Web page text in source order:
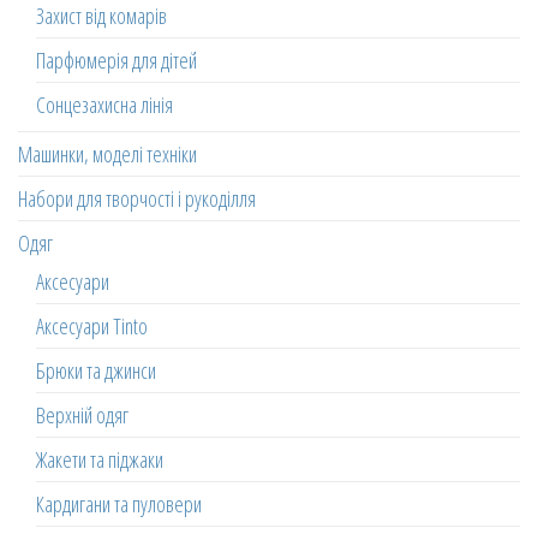
Захист від комарів
Парфюмерія для дітей
Сонцезахисна лінія
Машинки, моделі техніки
Набори для творчості і рукоділля
Одяг
Аксесуари
Аксесуари Tinto
Брюки та джинси
Верхній одяг
Жакети та піджаки
Кардигани та пуловери